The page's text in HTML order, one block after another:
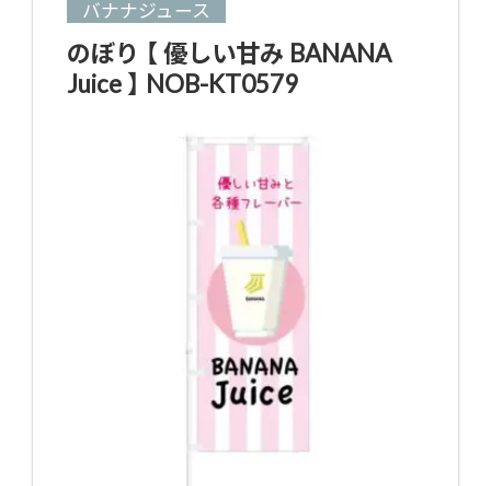
バナナジュース
のぼり 【 優しい甘み BANANA
Juice 】 NOB-KT0579